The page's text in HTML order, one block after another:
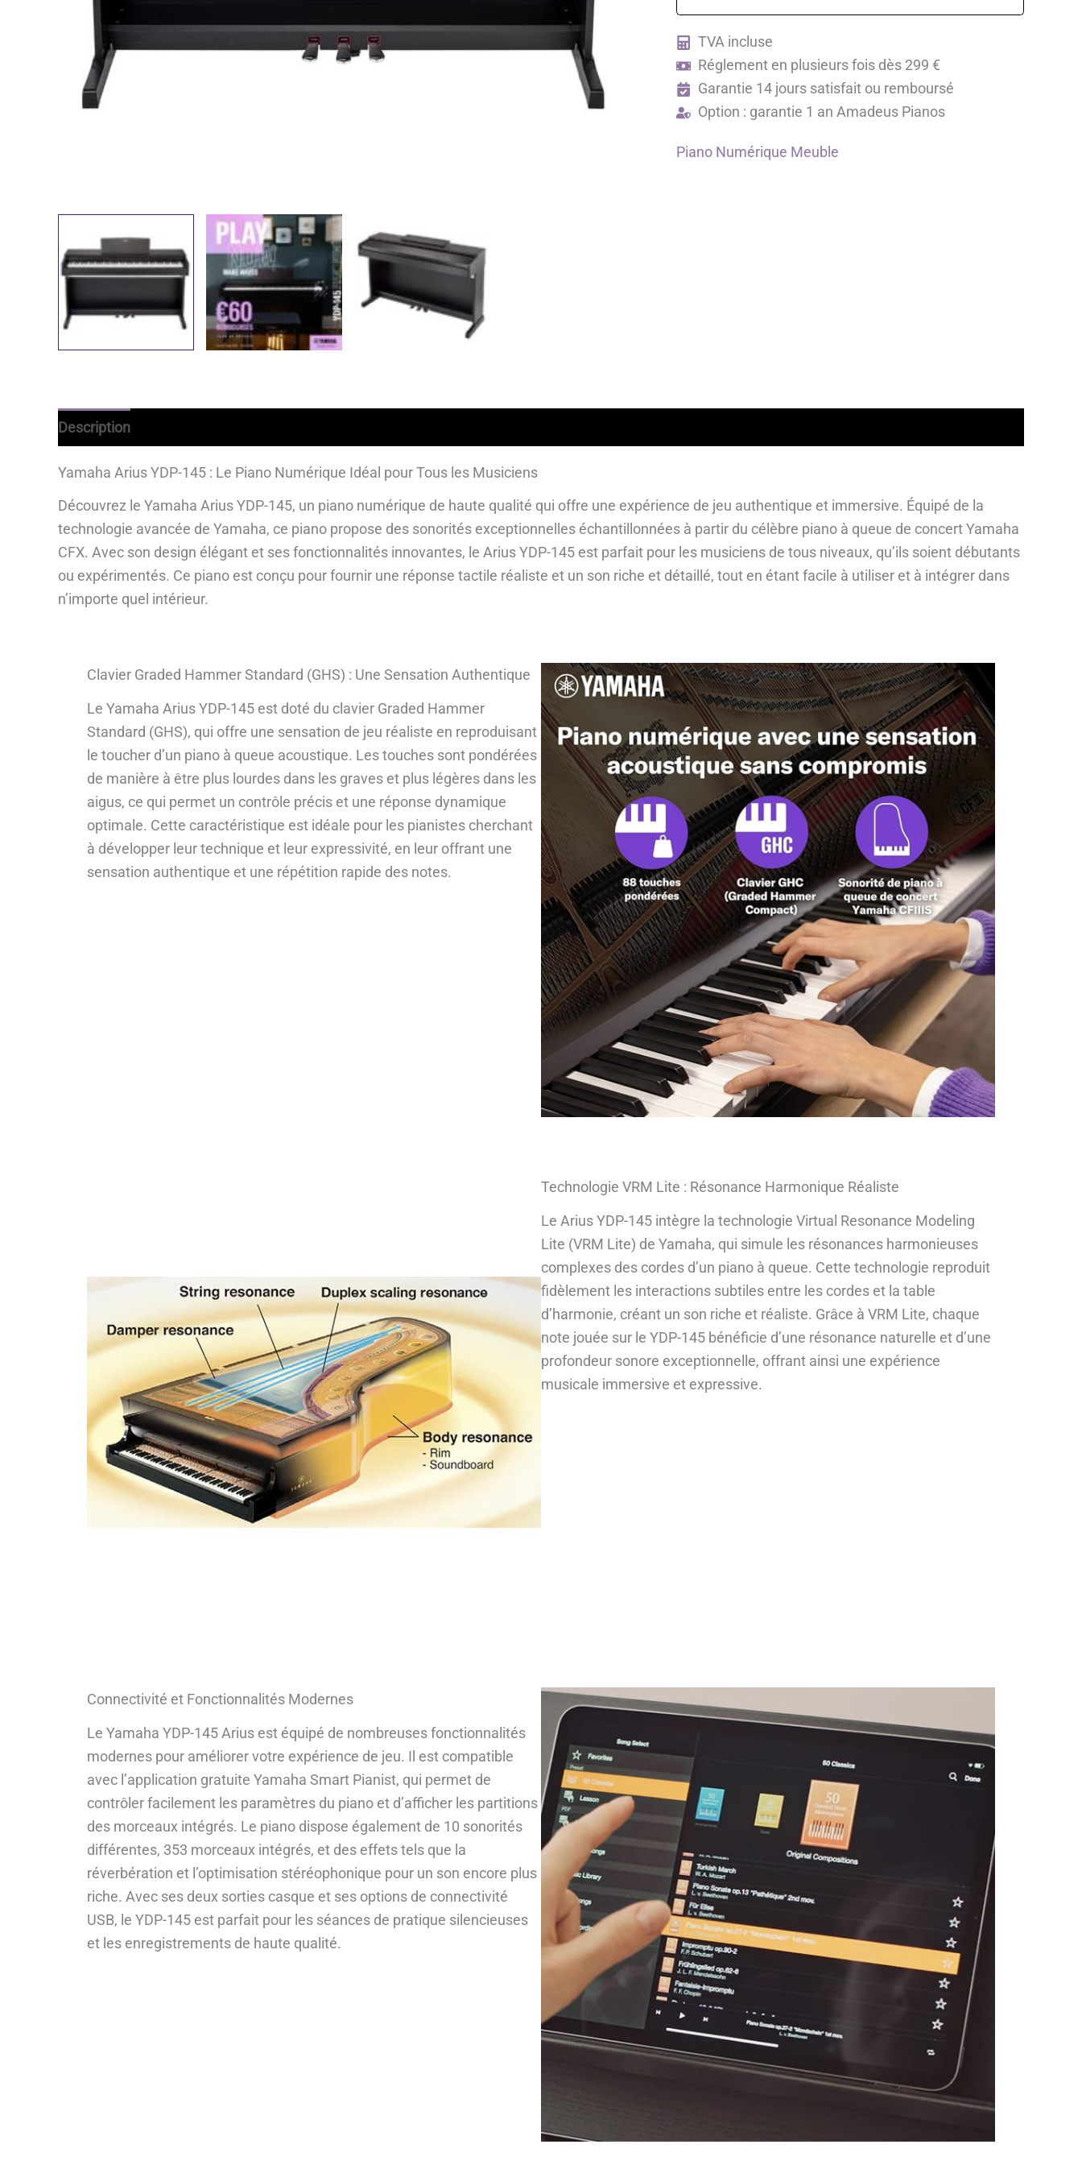
145
TVA incluse
Réglement en plusieurs fois dès 299 €
Garantie 14 jours satisfait ou remboursé
Option : garantie 1 an Amadeus Pianos
Piano Numérique Meuble
Description
Yamaha Arius YDP-145 : Le Piano Numérique Idéal pour Tous les Musiciens
Découvrez le Yamaha Arius YDP-145, un piano numérique de haute qualité qui offre une expérience de jeu authentique et immersive. Équipé de la
technologie avancée de Yamaha, ce piano propose des sonorités exceptionnelles échantillonnées à partir du célèbre piano à queue de concert Yamaha
CFX. Avec son design élégant et ses fonctionnalités innovantes, le Arius YDP-145 est parfait pour les musiciens de tous niveaux, qu’ils soient débutants
ou expérimentés. Ce piano est conçu pour fournir une réponse tactile réaliste et un son riche et détaillé, tout en étant facile à utiliser et à intégrer dans
n’importe quel intérieur.
Clavier Graded Hammer Standard (GHS) : Une Sensation Authentique
Le Yamaha Arius YDP-145 est doté du clavier Graded Hammer
Standard (GHS), qui offre une sensation de jeu réaliste en reproduisant
le toucher d’un piano à queue acoustique. Les touches sont pondérées
de manière à être plus lourdes dans les graves et plus légères dans les
aigus, ce qui permet un contrôle précis et une réponse dynamique
optimale. Cette caractéristique est idéale pour les pianistes cherchant
à développer leur technique et leur expressivité, en leur offrant une
sensation authentique et une répétition rapide des notes.
Technologie VRM Lite : Résonance Harmonique Réaliste
Le Arius YDP-145 intègre la technologie Virtual Resonance Modeling
Lite (VRM Lite) de Yamaha, qui simule les résonances harmonieuses
complexes des cordes d’un piano à queue. Cette technologie reproduit
fidèlement les interactions subtiles entre les cordes et la table
d’harmonie, créant un son riche et réaliste. Grâce à VRM Lite, chaque
note jouée sur le YDP-145 bénéficie d’une résonance naturelle et d’une
profondeur sonore exceptionnelle, offrant ainsi une expérience
musicale immersive et expressive.
Connectivité et Fonctionnalités Modernes
Le Yamaha YDP-145 Arius est équipé de nombreuses fonctionnalités
modernes pour améliorer votre expérience de jeu. Il est compatible
avec l’application gratuite Yamaha Smart Pianist, qui permet de
contrôler facilement les paramètres du piano et d’afficher les partitions
des morceaux intégrés. Le piano dispose également de 10 sonorités
différentes, 353 morceaux intégrés, et des effets tels que la
réverbération et l’optimisation stéréophonique pour un son encore plus
riche. Avec ses deux sorties casque et ses options de connectivité
USB, le YDP-145 est parfait pour les séances de pratique silencieuses
et les enregistrements de haute qualité.